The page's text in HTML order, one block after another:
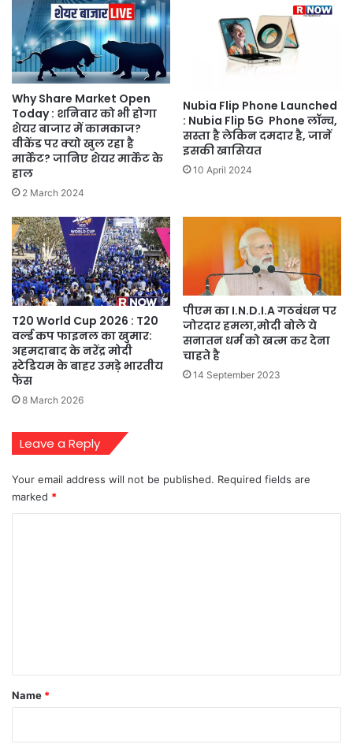
Why Share Market Open
Today : शनिवार को भी होगा
शेयर बाजार में कामकाज?
वीकेंड पर क्यो खुल रहा है
मार्केट? जानिए शेयर मार्केट के
हाल
2 March 2024
Nubia Flip Phone Launched
: Nubia Flip 5G Phone लॉन्च,
सस्ता है लेकिन दमदार है, जानें
इसकी खासियत
10 April 2024
T20 World Cup 2026 : T20
वर्ल्ड कप फाइनल का खुमार:
अहमदाबाद के नरेंद्र मोदी
स्टेडियम के बाहर उमड़े भारतीय
फैंस
8 March 2026
पीएम का I.N.D.I.A गठबंधन पर
जोरदार हमला,मोदी बोले ये
सनातन धर्म को खत्म कर देना
चाहते है
14 September 2023
Leave a Reply
Your email address will not be published. Required fields are
marked *
*
Name *